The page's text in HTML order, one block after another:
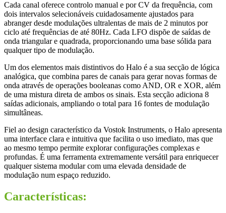
Cada canal oferece controlo manual e por CV da frequência, com
dois intervalos selecionáveis cuidadosamente ajustados para
abranger desde modulações ultralentas de mais de 2 minutos por
ciclo até frequências de até 80Hz. Cada LFO dispõe de saídas de
onda triangular e quadrada, proporcionando uma base sólida para
qualquer tipo de modulação.
Um dos elementos mais distintivos do Halo é a sua secção de lógica
analógica, que combina pares de canais para gerar novas formas de
onda através de operações booleanas como AND, OR e XOR, além
de uma mistura direta de ambos os sinais. Esta secção adiciona 8
saídas adicionais, ampliando o total para 16 fontes de modulação
simultâneas.
Fiel ao design característico da Vostok Instruments, o Halo apresenta
uma interface clara e intuitiva que facilita o uso imediato, mas que
ao mesmo tempo permite explorar configurações complexas e
profundas. É uma ferramenta extremamente versátil para enriquecer
qualquer sistema modular com uma elevada densidade de
modulação num espaço reduzido.
Características: